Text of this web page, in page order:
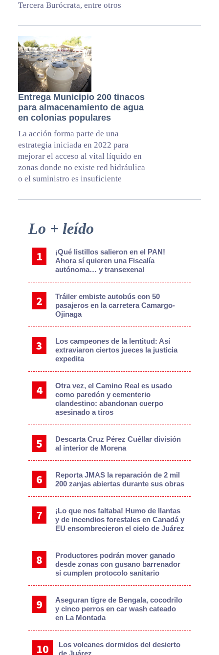
Tercera Burócrata, entre otros
Entrega Municipio 200 tinacos
para almacenamiento de agua
en colonias populares
La acción forma parte de una
estrategia iniciada en 2022 para
mejorar el acceso al vital líquido en
zonas donde no existe red hidráulica
o el suministro es insuficiente
Primary
Sidebar
Lo + leído
¡Qué listillos salieron en el PAN!
Ahora sí quieren una Fiscalía
autónoma… y transexenal
Tráiler embiste autobús con 50
pasajeros en la carretera Camargo-
Ojinaga
Los campeones de la lentitud: Así
extraviaron ciertos jueces la justicia
expedita
Otra vez, el Camino Real es usado
como paredón y cementerio
clandestino: abandonan cuerpo
asesinado a tiros
Descarta Cruz Pérez Cuéllar división
al interior de Morena
Reporta JMAS la reparación de 2 mil
200 zanjas abiertas durante sus obras
¡Lo que nos faltaba! Humo de llantas
y de incendios forestales en Canadá y
EU ensombrecieron el cielo de Juárez
Productores podrán mover ganado
desde zonas con gusano barrenador
si cumplen protocolo sanitario
Aseguran tigre de Bengala, cocodrilo
y cinco perros en car wash cateado
en La Montada
Los volcanes dormidos del desierto
de Juárez